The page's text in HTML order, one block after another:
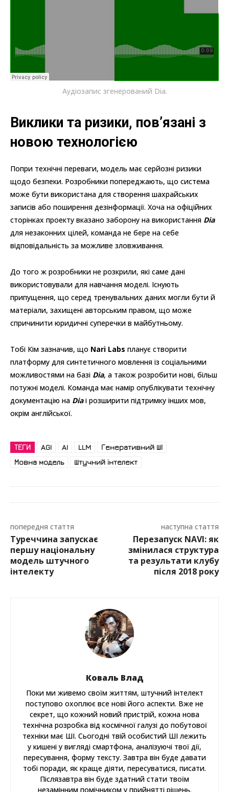
Аудіозапис згенерований Dia.
Виклики та ризики, пов’язані з
новою технологією
Попри технічні переваги, модель має серйозні ризики
щодо безпеки. Розробники попереджають, що система
може бути використана для створення шахрайських
записів або поширення дезінформації. Хоча на офіційних
сторінках проекту вказано заборону на використання Dia
для незаконних цілей, команда не бере на себе
відповідальність за можливе зловживання.
До того ж розробники не розкрили, які саме дані
використовували для навчання моделі. Існують
припущення, що серед тренувальних даних могли бути й
матеріали, захищені авторським правом, що може
спричинити юридичні суперечки в майбутньому.
Тобі Кім зазначив, що Nari Labs планує створити
платформу для синтетичного мовлення із соціальними
можливостями на базі Dia, а також розробити нові, більш
потужні моделі. Команда має намір опублікувати технічну
документацію на Diaі розширити підтримку інших мов,
окрім англійської.
ТЕГИ AGI AI LLM
Генеративний ШІ
Мовна модель
Штучний інтелект
попередня стаття
Туреччина запускає
першу національну
модель штучного
інтелекту
наступна стаття
Перезапуск NAVI: як
змінилася структура
та результати клубу
після 2018 року
Коваль Влад
Поки ми живемо своїм життям, штучний інтелект
поступово охоплює все нові його аспекти. Вже не
секрет, що кожний новий пристрій, кожна нова
технічна розробка від космічної галузі до побутової
техніки має ШІ. Сьогодні твій особистий ШІ лежить
у кишені у вигляді смартфона, аналізуючі твої дії,
пересування, форму тексту. Завтра він буде давати
тобі поради, як краще діяти, пересуватися, писати.
Післязавтра він буде здатний стати твоїм
незамінним помічником у прийнятті рішень.